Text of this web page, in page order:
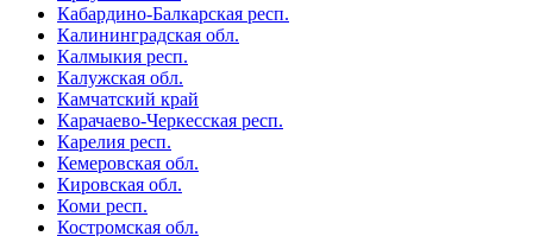
Кабардино-Балкарская респ.
Калининградская обл.
Калмыкия респ.
Калужская обл.
Камчатский край
Карачаево-Черкесская респ.
Карелия респ.
Кемеровская обл.
Кировская обл.
Коми респ.
Костромская обл.